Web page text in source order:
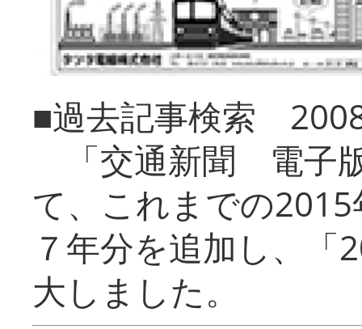
■過去記事検索
「交通新聞 電子
て、これまでの
７年分を追加し、「
大しまし